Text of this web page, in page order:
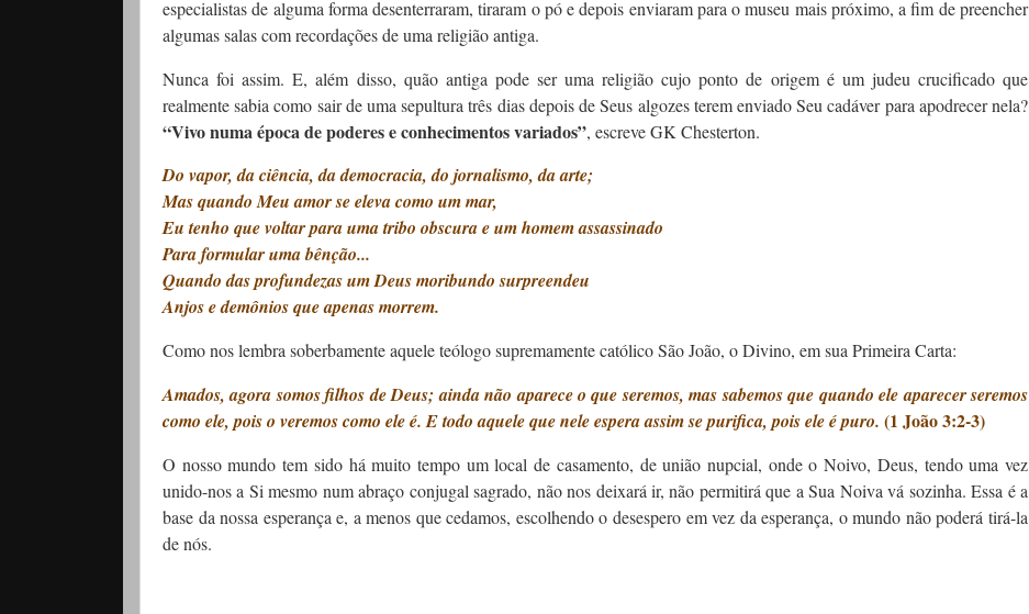
especialistas de alguma forma desenterraram, tiraram o pó e depois enviaram para o museu mais próximo, a fim de preencher
algumas salas com recordações de uma religião antiga.
Nunca foi assim. E, além disso, quão antiga pode ser uma religião cujo ponto de origem é um judeu crucificado que
realmente sabia como sair de uma sepultura três dias depois de Seus algozes terem enviado Seu cadáver para apodrecer nela?
“Vivo numa época de poderes e conhecimentos variados”, escreve GK Chesterton.
Do vapor, da ciência, da democracia, do jornalismo, da arte;
Mas quando Meu amor se eleva como um mar,
Eu tenho que voltar para uma tribo obscura e um homem assassinado
Para formular uma bênção...
Quando das profundezas um Deus moribundo surpreendeu
Anjos e demônios que apenas morrem.
Como nos lembra soberbamente aquele teólogo supremamente católico São João, o Divino, em sua Primeira Carta:
Amados, agora somos filhos de Deus; ainda não aparece o que seremos, mas sabemos que quando ele aparecer seremos
como ele, pois o veremos como ele é. E todo aquele que nele espera assim se purifica, pois ele é puro. (1 João 3:2-3)
O nosso mundo tem sido há muito tempo um local de casamento, de união nupcial, onde o Noivo, Deus, tendo uma vez
unido-nos a Si mesmo num abraço conjugal sagrado, não nos deixará ir, não permitirá que a Sua Noiva vá sozinha. Essa é a
base da nossa esperança e, a menos que cedamos, escolhendo o desespero em vez da esperança, o mundo não poderá tirá-la
de nós.